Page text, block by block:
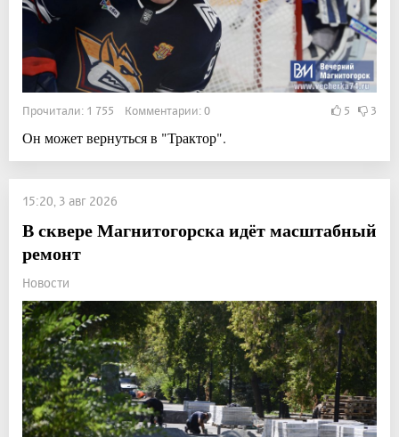
Прочитали: 1 755 Комментарии: 0 5 3
Он может вернуться в "Трактор".
15:20, 3 авг 2026
В сквере Магнитогорска идёт масштабный
ремонт
Новости